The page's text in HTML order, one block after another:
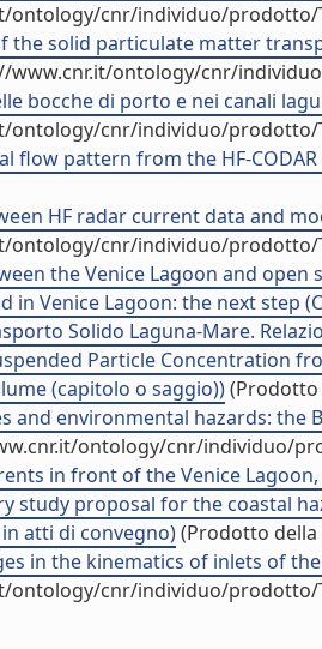
ontology/cnr/individuo/prodotto/
the solid particulate matter
www.cnr.it/ontology/cnr/
bocche di porto e nei canali
ontology/cnr/individuo/prodotto/
flow pattern from the HF-
HF radar current data and
ontology/cnr/individuo/prodotto/
the Venice Lagoon and
in Venice Lagoon: the next step
Solido Laguna-Mare.
Particle Concentration
(capitolo o saggio))(Prodotto
and environmental hazards:
ontology/cnr/individuo/
in front of the Venice
study proposal for the coastal
atti di convegno)(Prodotto della
in the kinematics of inlets of
ontology/cnr/individuo/prodotto/